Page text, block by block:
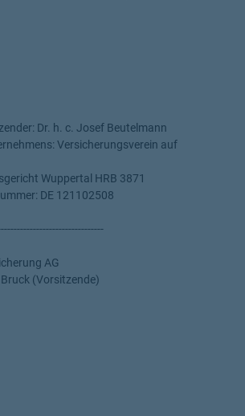
Dr. h. c. Josef Beutelmann
Versicherungsverein auf
Wuppertal HRB 3871
DE 121102508
AG
(Vorsitzende)